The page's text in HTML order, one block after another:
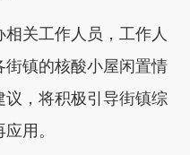
关工作人员，工作人
街镇的核酸小屋闲置情
，将积极引导街镇综
用。